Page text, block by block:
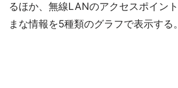
るほか、無線LANのアクセスポイン
まな情報を5種類のグラフで表示する。